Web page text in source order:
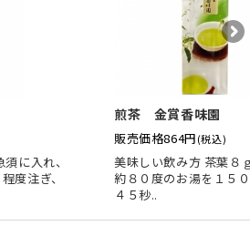
に入れ、
度注ぎ、
煎茶 金賞香味園
販売価格864円(税込)
美味しい飲み方 茶葉８
約８０度のお湯を１５
４５秒..